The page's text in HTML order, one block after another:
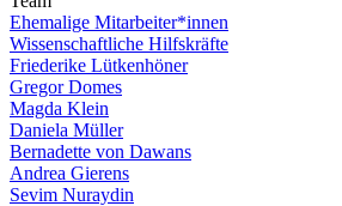
Ehemalige Mitarbeiter*innen
Wissenschaftliche Hilfskräfte
Friederike Lütkenhöner
Gregor Domes
Magda Klein
Daniela Müller
Bernadette von Dawans
Andrea Gierens
Sevim Nuraydin